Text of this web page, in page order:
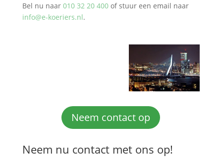
Bel nu naar 010 32 20 400of stuur een email naar
info@e-koeriers.nl.
Neem contact op
Neem nu contact met ons op!